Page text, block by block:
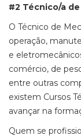
#2 Técnico/a
O Técnico de
operação,
e
comércio, de
entre outras
existem Cursos
avançar na
Quem se